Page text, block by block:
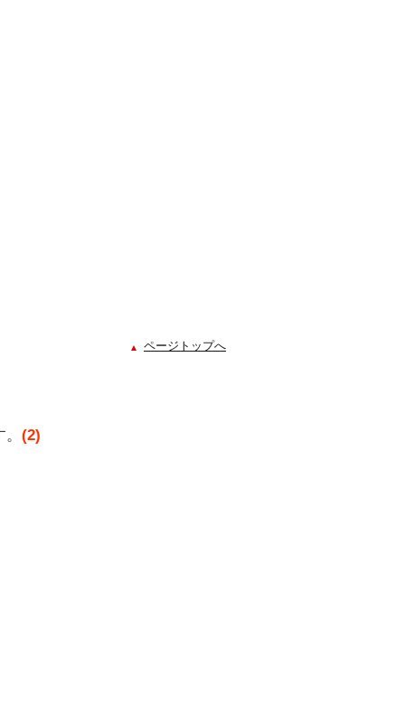
ページトップへ
(2)